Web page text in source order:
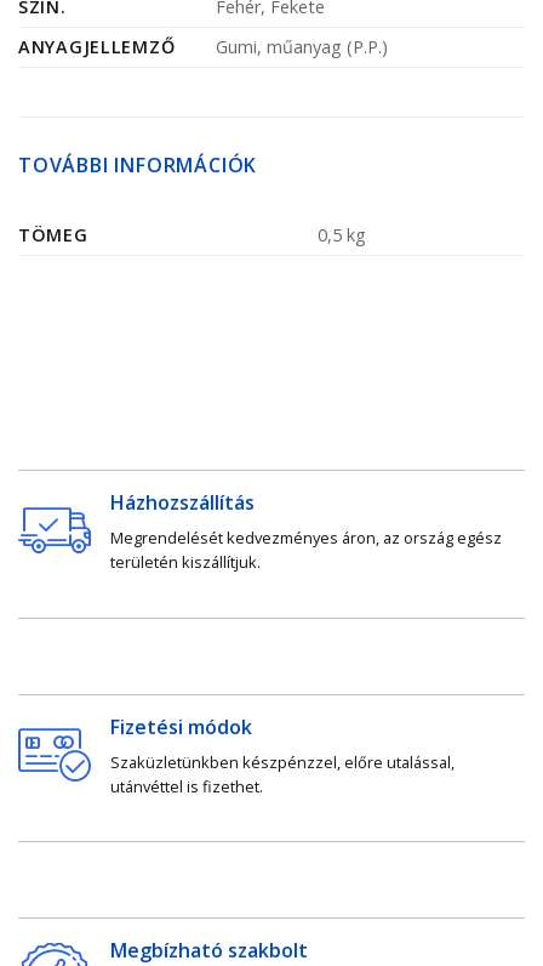
SZÍN.
Fehér, Fekete
ANYAGJELLEMZŐ
Gumi, műanyag (P.P.)
TOVÁBBI INFORMÁCIÓK
TÖMEG 0,5 kg
Házhozszállítás
Megrendelését kedvezményes áron, az ország egész
területén kiszállítjuk.
Fizetési módok
Szaküzletünkben készpénzzel, előre utalással,
utánvéttel is fizethet.
Megbízható szakbolt